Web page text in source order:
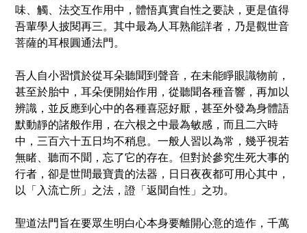
味、觸、法交互作用中，體悟真實自性之要訣，更是值得
吾輩學人披閱再三。其中最為人耳熟能詳者，乃是觀世音
菩薩的耳根圓通法門。
吾人自小習慣於從耳朵聽聞到聲音，在未能睜眼識物前，
甚至於胎中，耳朵便開始作用，從聽聞各種音響，再加以
辨識，並反應到心中的各種喜惡好厭，甚至外發為身體語
默動靜的諸般作用，在六根之中最為敏感，而且二六時
中，三百六十五日均不稍息。一般人習以為常，幾乎視若
無睹、聽而不聞，忘了它的存在。但對於參究生死大事的
行者，卻是世間最寶貴的法器，日日夜夜都可用心其中，
以「入流亡所」之法，證「返聞自性」之功。
聖道法門旨在要眾生明白心本身要離開心意的造作，千萬